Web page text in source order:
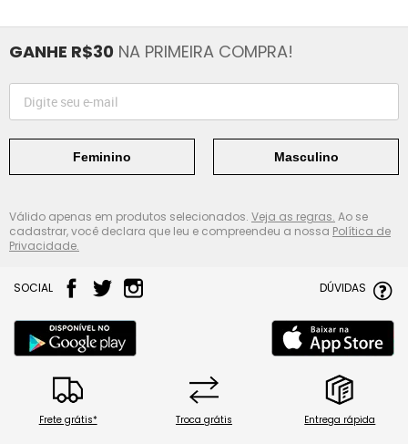
GANHE R$30 NA PRIMEIRA COMPRA!
Feminino Masculino
Válido apenas em produtos selecionados. Veja as regras. Ao se
cadastrar, você declara que leu e compreendeu a nossa Política de
Privacidade.
SOCIAL DÚVIDAS
Frete grátis* Troca grátis Entrega rápida